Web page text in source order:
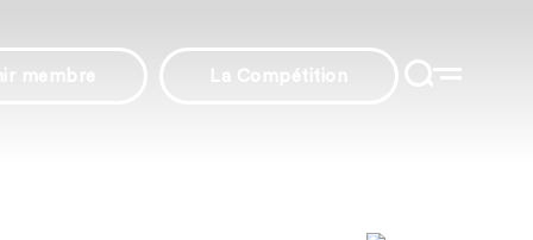
membre La Compétition